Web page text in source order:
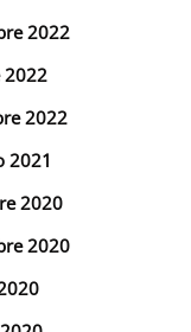
2022
2022
2022
2021
2020
2020